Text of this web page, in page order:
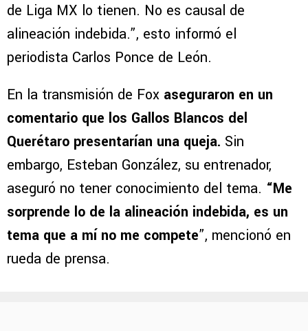
de Liga MX lo tienen. No es causal de
alineación indebida.”, esto informó el
periodista Carlos Ponce de León.
En la transmisión de Fox aseguraron en un
comentario que los Gallos Blancos del
Querétaro presentarían una queja. Sin
embargo, Esteban González, su entrenador,
aseguró no tener conocimiento del tema. “Me
sorprende lo de la alineación indebida, es un
tema que a mí no me compete”, mencionó en
rueda de prensa.